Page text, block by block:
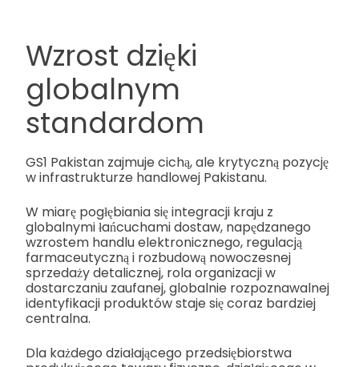
Wzrost dzięki
globalnym
standardom
GS1 Pakistan zajmuje cichą, ale krytyczną pozycję
w infrastrukturze handlowej Pakistanu.
W miarę pogłębiania się integracji kraju z
globalnymi łańcuchami dostaw, napędzanego
wzrostem handlu elektronicznego, regulacją
farmaceutyczną i rozbudową nowoczesnej
sprzedaży detalicznej, rola organizacji w
dostarczaniu zaufanej, globalnie rozpoznawalnej
identyfikacji produktów staje się coraz bardziej
centralna.
Dla każdego działającego przedsiębiorstwa